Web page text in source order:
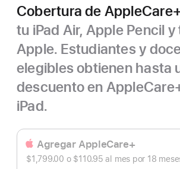
Cobertura de
tu iPad Air, Apple Pencil
Apple. Estudiantes y
elegibles obtienen hasta
descuento en
iPad.
Agregar AppleCare+
$1,799.00 o $110.95 al mes al
por 18
Nota